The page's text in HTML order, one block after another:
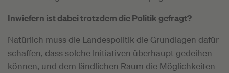
Inwiefern ist dabei trotzdem die Politik gefragt?
Natürlich muss die Landespolitik die Grundlagen dafür
schaffen, dass solche Initiativen überhaupt gedeihen
können, und dem ländlichen Raum die Möglichkeiten